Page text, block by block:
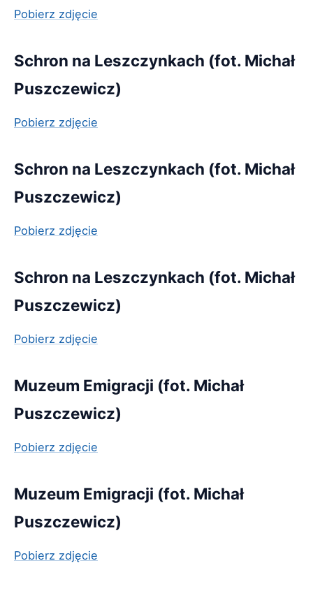
Pobierz zdjęcie
Schron na Leszczynkach (fot. Michał
Puszczewicz)
Pobierz zdjęcie
Schron na Leszczynkach (fot. Michał
Puszczewicz)
Pobierz zdjęcie
Schron na Leszczynkach (fot. Michał
Puszczewicz)
Pobierz zdjęcie
Muzeum Emigracji (fot. Michał
Puszczewicz)
Pobierz zdjęcie
Muzeum Emigracji (fot. Michał
Puszczewicz)
Pobierz zdjęcie